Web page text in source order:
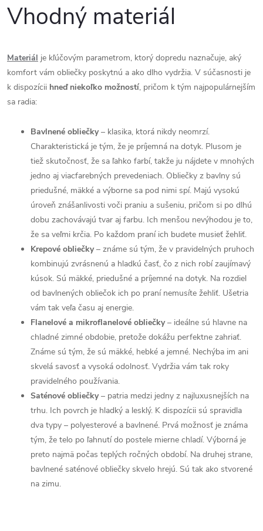
Vhodný materiál
Materiál je kľúčovým parametrom, ktorý dopredu naznačuje, aký
komfort vám obliečky poskytnú a ako dlho vydržia. V súčasnosti je
k dispozícii hneď niekoľko možností, pričom k tým najpopulárnejším
sa radia:
Bavlnené obliečky– klasika, ktorá nikdy neomrzí.
Charakteristická je tým, že je príjemná na dotyk. Plusom je
tiež skutočnosť, že sa ľahko farbí, takže ju nájdete v mnohých
jedno aj viacfarebných prevedeniach. Obliečky z bavlny sú
priedušné, mäkké a výborne sa pod nimi spí. Majú vysokú
úroveň znášanlivosti voči praniu a sušeniu, pričom si po dlhú
dobu zachovávajú tvar aj farbu. Ich menšou nevýhodou je to,
že sa veľmi krčia. Po každom praní ich budete musieť žehliť.
Krepové obliečky– známe sú tým, že v pravidelných pruhoch
kombinujú zvrásnenú a hladkú časť, čo z nich robí zaujímavý
kúsok. Sú mäkké, priedušné a príjemné na dotyk. Na rozdiel
od bavlnených obliečok ich po praní nemusíte žehliť. Ušetria
vám tak veľa času aj energie.
Flanelové a mikroflanelové obliečky– ideálne sú hlavne na
chladné zimné obdobie, pretože dokážu perfektne zahriať.
Známe sú tým, že sú mäkké, hebké a jemné. Nechýba im ani
skvelá savosť a vysoká odolnosť. Vydržia vám tak roky
pravidelného používania.
Saténové obliečky– patria medzi jedny z najluxusnejších na
trhu. Ich povrch je hladký a lesklý. K dispozícii sú spravidla
dva typy – polyesterové a bavlnené. Prvá možnosť je známa
tým, že telo po ľahnutí do postele mierne chladí. Výborná je
preto najmä počas teplých ročných období. Na druhej strane,
bavlnené saténové obliečky skvelo hrejú. Sú tak ako stvorené
na zimu.